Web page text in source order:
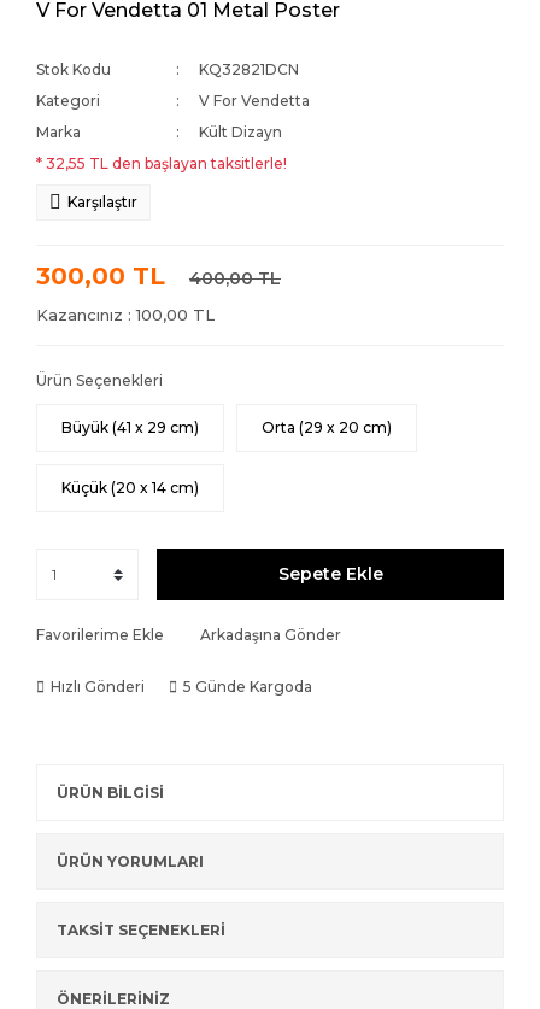
V For Vendetta 01 Metal Poster
Stok Kodu
KQ32821DCN
Kategori
V For Vendetta
Marka
Kült Dizayn
* 32,55 TL den başlayan taksitlerle!
Karşılaştır
300,00 TL 400,00 TL
Kazancınız : 100,00 TL
Ürün Seçenekleri
Büyük (41 x 29 cm) Orta (29 x 20 cm)
Küçük (20 x 14 cm)
Sepete Ekle
Favorilerime Ekle Arkadaşına Gönder
Hızlı Gönderi 5 Günde Kargoda
ÜRÜN BİLGİSİ
ÜRÜN YORUMLARI
TAKSİT SEÇENEKLERİ
ÖNERİLERİNİZ